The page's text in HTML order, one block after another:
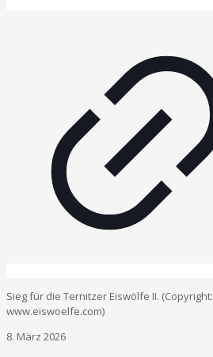
Sieg für die Ternitzer Eiswölfe II. (Copyright:
www.eiswoelfe.com)
8. März 2026